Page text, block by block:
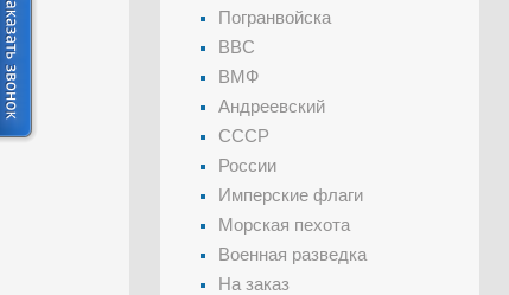
Погранвойска
ВВС
ВМФ
Андреевский
СССР
России
Имперские флаги
Морская пехота
Военная разведка
На заказ